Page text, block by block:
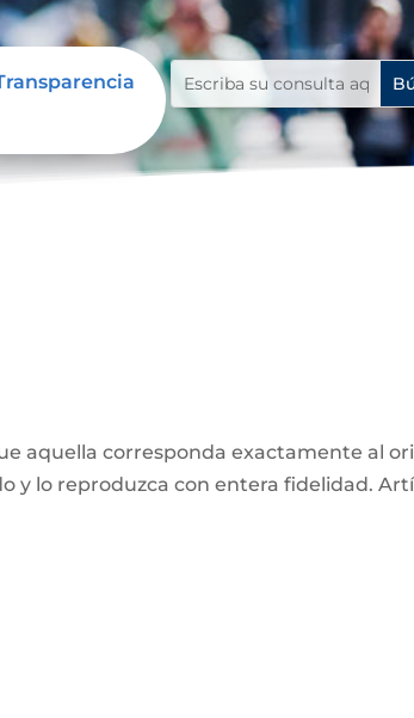
aquella corresponda exactamente al
y lo reproduzca con entera fidelidad.